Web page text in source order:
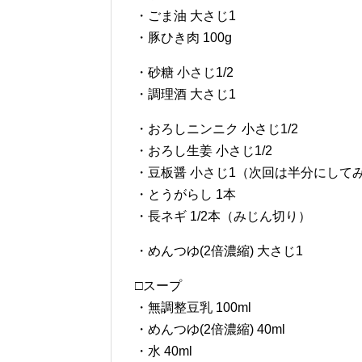
・ごま油 大さじ1
・豚ひき肉 100g
・砂糖 小さじ1/2
・調理酒 大さじ1
・おろしニンニク 小さじ1/2
・おろし生姜 小さじ1/2
・豆板醤 小さじ1（次回は半分にして
・とうがらし 1本
・長ネギ 1/2本（みじん切り）
・めんつゆ(2倍濃縮) 大さじ1
□スープ
・無調整豆乳 100ml
・めんつゆ(2倍濃縮) 40ml
・水 40ml